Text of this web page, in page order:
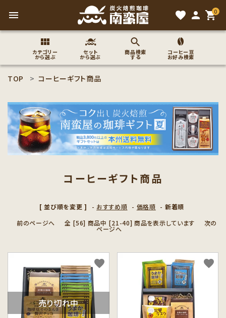
menu favorite person 0
shopping_cart
カテゴリー
から選ぶ
セット
から選ぶ
商品検索
する
コーヒー豆
お好み検索
ACCOUNT MENU
ようこそ ゲスト 様
meeting_room ログイン person 新規会員登録
コーヒー豆のこだわり
コーヒー豆お好み検索
ご利用ガイド
インフォメーション
TOP コーヒーギフト商品
コーヒーギフト商品
[ 並び順を変更 ] - おすすめ順 - 価格順 - 新着順
前のページへ
全 [56] 商品中 [21-40] 商品を表示しています 次の
ページへ
売り切れ中
favorite favorite